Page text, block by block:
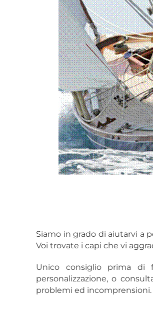
Siamo in grado di aiutarvi a
Voi trovate i capi che vi
Unico consiglio prima di
personalizzazione, o
problemi ed incomprensioni.